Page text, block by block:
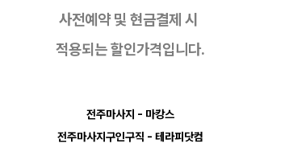
사전예약 및 현금결제 시
적용되는 할인가격입니다.
전주마사지 - 마캉스
전주마사지구인구직 - 테라피닷컴